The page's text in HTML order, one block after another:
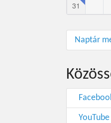
31
Naptár
YouTube